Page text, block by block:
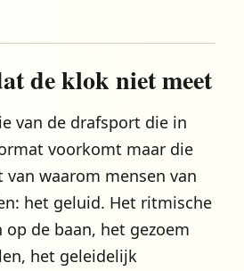
de klok niet meet
van de drafsport die in
voorkomt maar die
van waarom mensen van
het geluid. Het ritmische
op de baan, het gezoem
het geleidelijk